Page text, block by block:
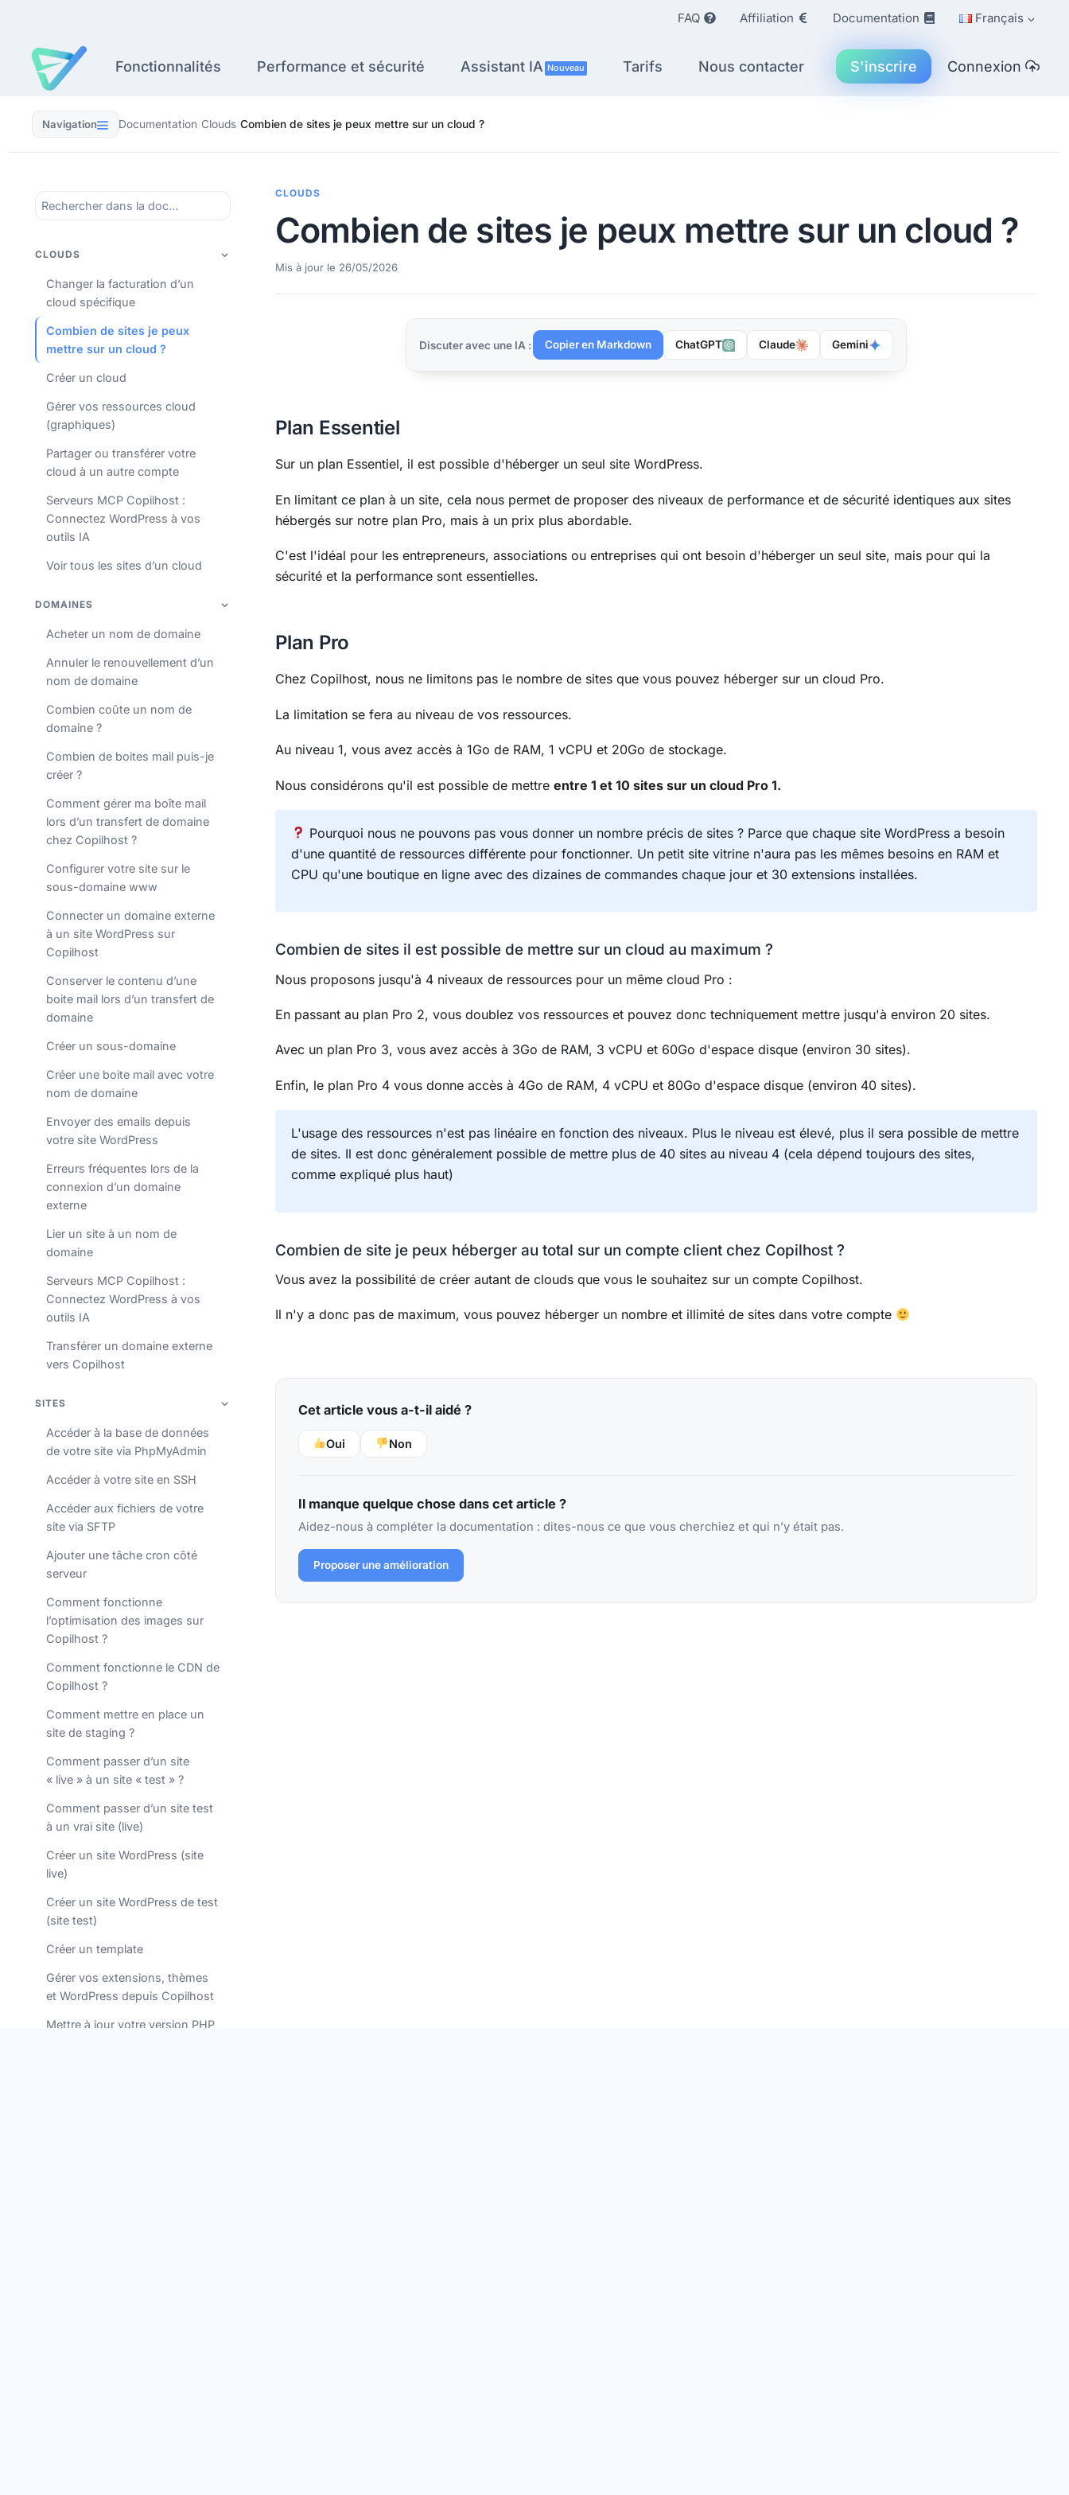
contenu
FAQ Affiliation Documentation Français
Fonctionnalités Performance et sécurité Assistant IA Nouveau Tarifs Nous contacter S'inscrire Connexion
Navigation Documentation/Clouds/Combien de sites je peux mettre sur un cloud ?
CLOUDS
Changer la facturation d’un
cloud spécifique
Combien de sites je peux
mettre sur un cloud ?
Créer un cloud
Gérer vos ressources cloud
(graphiques)
Partager ou transférer votre
cloud à un autre compte
Serveurs MCP Copilhost :
Connectez WordPress à vos
outils IA
Voir tous les sites d’un cloud
DOMAINES
Acheter un nom de domaine
Annuler le renouvellement d’un
nom de domaine
Combien coûte un nom de
domaine ?
Combien de boites mail puis-je
créer ?
Comment gérer ma boîte mail
lors d’un transfert de domaine
chez Copilhost ?
Configurer votre site sur le
sous-domaine www
Connecter un domaine externe
à un site WordPress sur
Copilhost
Conserver le contenu d’une
boite mail lors d’un transfert de
domaine
Créer un sous-domaine
Créer une boite mail avec votre
nom de domaine
Envoyer des emails depuis
votre site WordPress
Erreurs fréquentes lors de la
connexion d’un domaine
externe
Lier un site à un nom de
domaine
Serveurs MCP Copilhost :
Connectez WordPress à vos
outils IA
Transférer un domaine externe
vers Copilhost
SITES
Accéder à la base de données
de votre site via PhpMyAdmin
Accéder à votre site en SSH
Accéder aux fichiers de votre
site via SFTP
Ajouter une tâche cron côté
serveur
Comment fonctionne
l’optimisation des images sur
Copilhost ?
Comment fonctionne le CDN de
Copilhost ?
Comment mettre en place un
site de staging ?
Comment passer d’un site
« live » à un site « test » ?
Comment passer d’un site test
à un vrai site (live)
Créer un site WordPress (site
live)
Créer un site WordPress de test
(site test)
Créer un template
Gérer vos extensions, thèmes
et WordPress depuis Copilhost
Mettre à jour votre version PHP
CLOUDS
Combien de sites je peux mettre sur un cloud ?
Mis à jour le 26/05/2026
Discuter avec une IA : Copier en Markdown ChatGPT Claude Gemini
Plan Essentiel
Sur un plan Essentiel, il est possible d'héberger un seul site WordPress.
En limitant ce plan à un site, cela nous permet de proposer des niveaux de performance et de sécurité identiques aux sites
hébergés sur notre plan Pro, mais à un prix plus abordable.
C'est l'idéal pour les entrepreneurs, associations ou entreprises qui ont besoin d'héberger un seul site, mais pour qui la
sécurité et la performance sont essentielles.
Plan Pro
Chez Copilhost, nous ne limitons pas le nombre de sites que vous pouvez héberger sur un cloud Pro.
La limitation se fera au niveau de vos ressources.
Au niveau 1, vous avez accès à 1Go de RAM, 1 vCPU et 20Go de stockage.
Nous considérons qu'il est possible de mettre entre 1 et 10 sites sur un cloud Pro 1.
Pourquoi nous ne pouvons pas vous donner un nombre précis de sites ? Parce que chaque site WordPress a besoin
d'une quantité de ressources différente pour fonctionner. Un petit site vitrine n'aura pas les mêmes besoins en RAM et
CPU qu'une boutique en ligne avec des dizaines de commandes chaque jour et 30 extensions installées.
Combien de sites il est possible de mettre sur un cloud au maximum ?
Nous proposons jusqu'à 4 niveaux de ressources pour un même cloud Pro :
En passant au plan Pro 2, vous doublez vos ressources et pouvez donc techniquement mettre jusqu'à environ 20 sites.
Avec un plan Pro 3, vous avez accès à 3Go de RAM, 3 vCPU et 60Go d'espace disque (environ 30 sites).
Enfin, le plan Pro 4 vous donne accès à 4Go de RAM, 4 vCPU et 80Go d'espace disque (environ 40 sites).
L'usage des ressources n'est pas linéaire en fonction des niveaux. Plus le niveau est élevé, plus il sera possible de mettre
de sites. Il est donc généralement possible de mettre plus de 40 sites au niveau 4 (cela dépend toujours des sites,
comme expliqué plus haut)
Combien de site je peux héberger au total sur un compte client chez Copilhost ?
Vous avez la possibilité de créer autant de clouds que vous le souhaitez sur un compte Copilhost.
Il n'y a donc pas de maximum, vous pouvez héberger un nombre et illimité de sites dans votre compte
Cet article vous a-t-il aidé ?
Oui Non
Il manque quelque chose dans cet article ?
Aidez-nous à compléter la documentation : dites-nous ce que vous cherchiez et qui n’y était pas.
Proposer une amélioration